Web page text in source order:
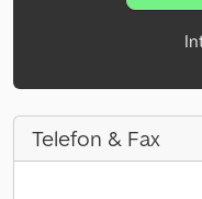
Telefon & Fax